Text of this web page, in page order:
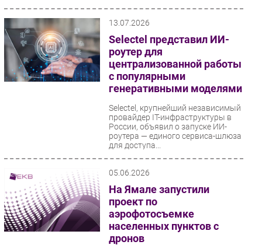
13.07.2026
Selectel представил ИИ-
роутер для
централизованной работы
с популярными
генеративными моделями
Selectel, крупнейший независимый
провайдер IT-инфраструктуры в
России, объявил о запуске ИИ-
роутера — единого сервиса-шлюза
для доступа...
05.06.2026
На Ямале запустили
проект по
аэрофотосъемке
населенных пунктов с
дронов